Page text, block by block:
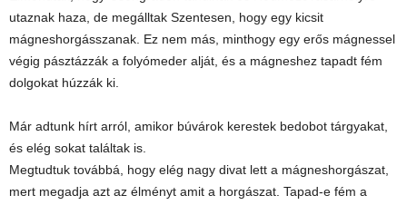
utaznak haza, de megálltak Szentesen, hogy egy kicsit
mágneshorgásszanak. Ez nem más, minthogy egy erős mágnessel
végig pásztázzák a folyómeder alját, és a mágneshez tapadt fém
dolgokat húzzák ki.
Már adtunk hírt arról, amikor búvárok kerestek bedobot tárgyakat,
és elég sokat találtak is.
Megtudtuk továbbá, hogy elég nagy divat lett a mágneshorgászat,
mert megadja azt az élményt amit a horgászat. Tapad-e fém a